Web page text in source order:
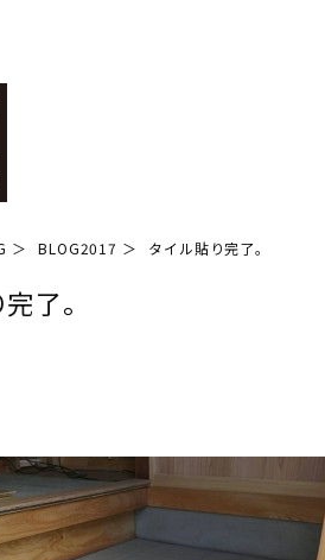
BLOG2017 タイル貼り完了。
了。